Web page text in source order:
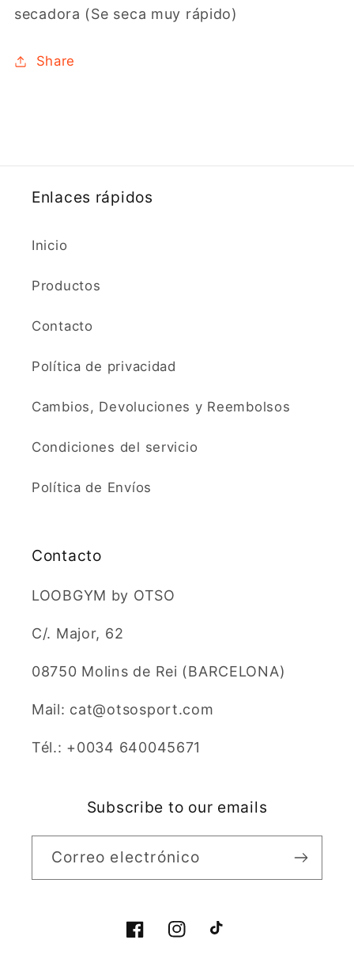
secadora (Se seca muy rápido)
Share
Enlaces rápidos
Inicio
Productos
Contacto
Política de privacidad
Cambios, Devoluciones y Reembolsos
Condiciones del servicio
Política de Envíos
Contacto
LOOBGYM by OTSO
C/. Major, 62
08750 Molins de Rei (BARCELONA)
Mail: cat@otsosport.com
Tél.: +0034 640045671
Subscribe to our emails
Correo electrónico
FacebookInstagramTikTok